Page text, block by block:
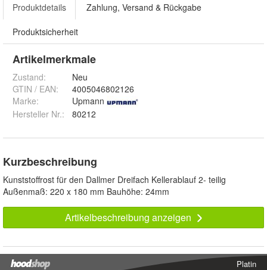
Produktdetails Zahlung, Versand & Rückgabe
Produktsicherheit
Artikelmerkmale
Zustand:
Neu
GTIN / EAN:
4005046802126
Marke:
Upmann
Hersteller Nr.:
80212
Kurzbeschreibung
Kunststoffrost für den Dallmer Dreifach Kellerablauf 2- teilig
Außenmaß: 220 x 180 mm Bauhöhe: 24mm
Artikelbeschreibung anzeigen
Platin